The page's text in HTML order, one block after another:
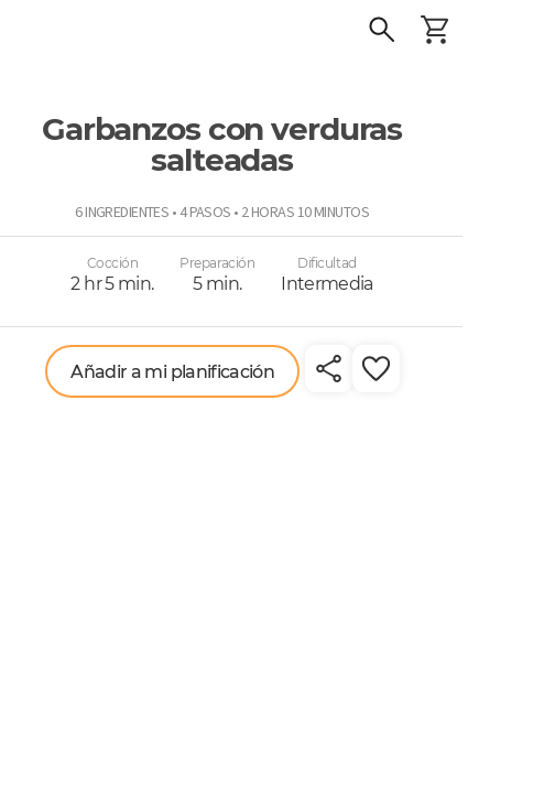
Garbanzos con verduras
salteadas
6 INGREDIENTES • 4 PASOS • 2 HORAS 10 MINUTOS
Cocción
2 hr 5 min.
Preparación
5 min.
Dificultad
Intermedia
Añadir a mi planificación